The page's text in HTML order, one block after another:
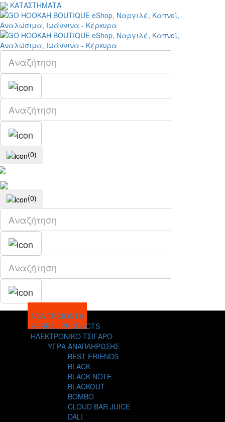
ΚΑΤΑΣΤΗΜΑΤΑ
(0)
(0)
ΝΕΑ ΠΡΟΪΟΝΤΑ
HERBAL PRODUCTS
ΗΛΕΚΤΡΟΝΙΚΟ ΤΣΙΓΑΡΟ
ΥΓΡΑ ΑΝΑΠΛΗΡΩΣΗΣ
BEST FRIENDS
BLACK
BLACK NOTE
BLACKOUT
BOMBO
CLOUD BAR JUICE
DALI